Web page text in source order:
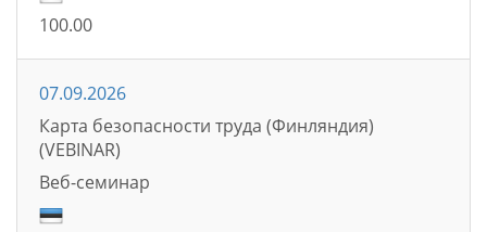
100.00
07.09.2026
Карта безопасности труда (Финляндия)
(VEBINAR)
Bеб-семинаp